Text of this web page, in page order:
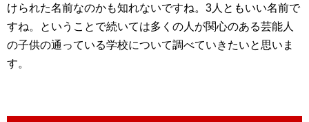
けられた名前なのかも知れないですね。3人ともいい名前で
すね。ということで続いては多くの人が関心のある芸能人
の子供の通っている学校について調べていきたいと思いま
す。